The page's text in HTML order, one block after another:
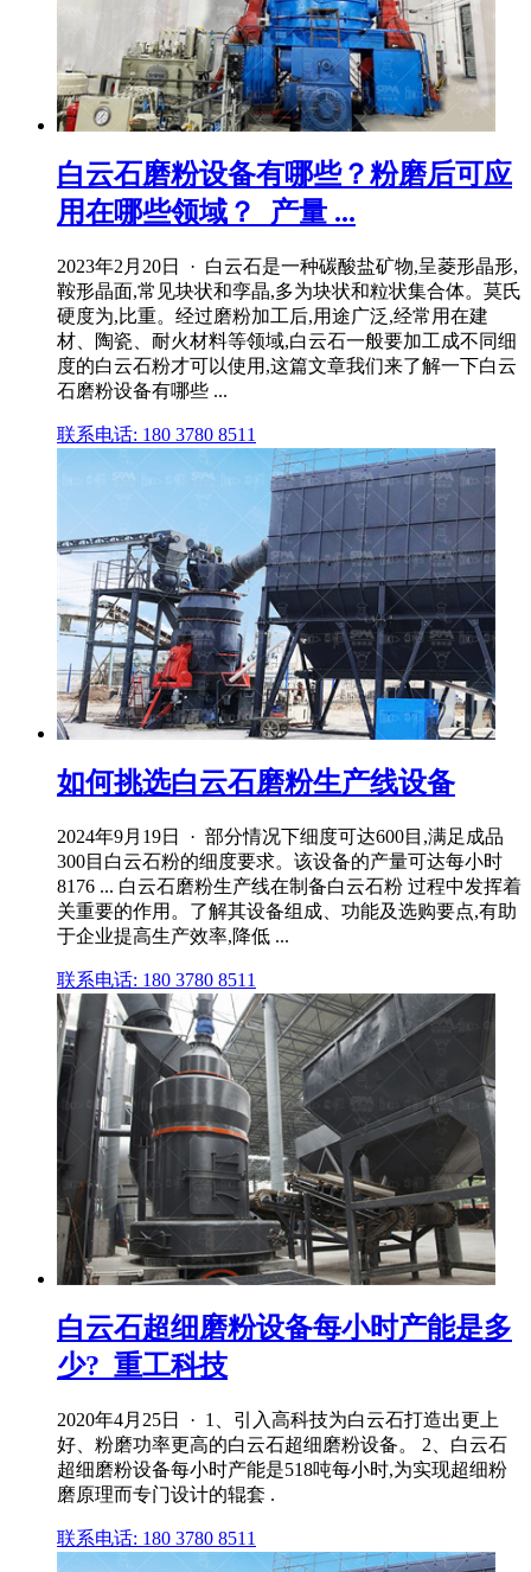
白云石磨粉设备有哪些？粉磨后可应
用在哪些领域？_产量 ...
2023年2月20日 · 白云石是一种碳酸盐矿物,呈菱形晶形,
鞍形晶面,常见块状和孪晶,多为块状和粒状集合体。莫氏
硬度为,比重。经过磨粉加工后,用途广泛,经常用在建
材、陶瓷、耐火材料等领域,白云石一般要加工成不同细
度的白云石粉才可以使用,这篇文章我们来了解一下白云
石磨粉设备有哪些 ...
联系电话: 180 3780 8511
如何挑选白云石磨粉生产线设备
2024年9月19日 · 部分情况下细度可达600目,满足成品
300目白云石粉的细度要求。该设备的产量可达每小时
8176 ... 白云石磨粉生产线在制备白云石粉 过程中发挥着
关重要的作用。了解其设备组成、功能及选购要点,有助
于企业提高生产效率,降低 ...
联系电话: 180 3780 8511
白云石超细磨粉设备每小时产能是多
少?_重工科技
2020年4月25日 · 1、引入高科技为白云石打造出更上
好、粉磨功率更高的白云石超细磨粉设备。 2、白云石
超细磨粉设备每小时产能是518吨每小时,为实现超细粉
磨原理而专门设计的辊套 .
联系电话: 180 3780 8511